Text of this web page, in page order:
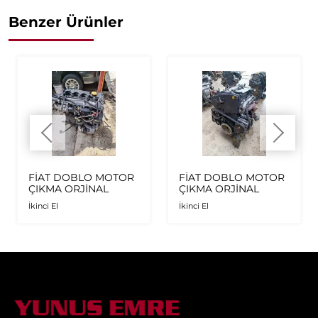
Benzer Ürünler
FİAT DOBLO MOTOR
ÇIKMA ORJİNAL
İkinci El
FİAT DOBLO MOTOR
ÇIKMA ORJİNAL
İkinci El